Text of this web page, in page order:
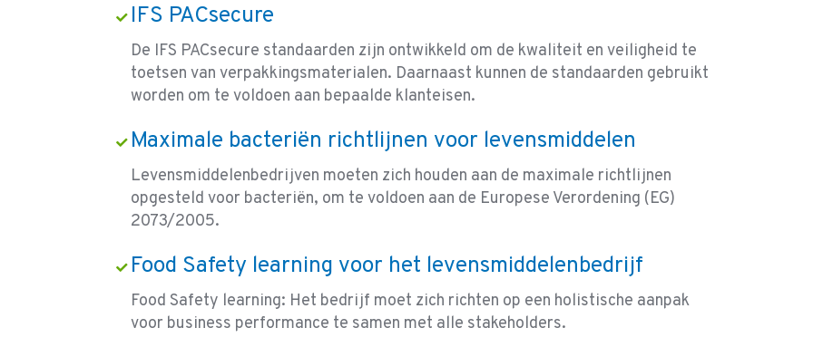
IFS PACsecure
De IFS PACsecure standaarden zijn ontwikkeld om de kwaliteit en veiligheid te
toetsen van verpakkingsmaterialen. Daarnaast kunnen de standaarden gebruikt
worden om te voldoen aan bepaalde klanteisen.
Maximale bacteriën richtlijnen voor levensmiddelen
Levensmiddelenbedrijven moeten zich houden aan de maximale richtlijnen
opgesteld voor bacteriën, om te voldoen aan de Europese Verordening (EG)
2073/2005.
Food Safety learning voor het levensmiddelenbedrijf
Food Safety learning: Het bedrijf moet zich richten op een holistische aanpak
voor business performance te samen met alle stakeholders.